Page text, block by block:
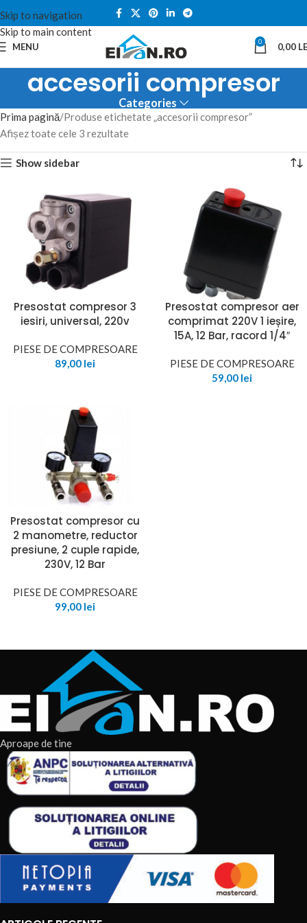
Skip to navigation
Skip to main content
MENU 0 0,00
accesorii compresor
Categories
Prima pagină Produse etichetate „accesorii compresor”
Afișez toate cele 3 rezultate
Show sidebar
Presostat compresor 3
iesiri, universal, 220v
PIESE DE COMPRESOARE
89,00 lei
Presostat compresor aer
comprimat 220V 1 ieșire,
15A, 12 Bar, racord 1/4″
PIESE DE COMPRESOARE
59,00 lei
Presostat compresor cu
2 manometre, reductor
presiune, 2 cuple rapide,
230V, 12 Bar
PIESE DE COMPRESOARE
99,00 lei
Aproape de tine